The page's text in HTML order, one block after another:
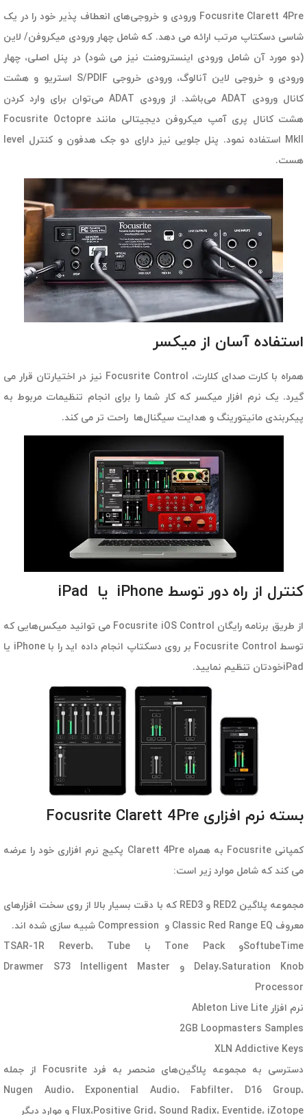
Focusrite Clarett 4Pre ورودی و خروجی‌های انعطاف پذیر خود را در یک
شاسی دسکتاپ مرتب ارائه می دهد. که شامل چهار ورودی میکروفن/ لاین
(دو مورد آن شامل ورودی اینسترومنت نیز می شود) در پنل اصلی، چهار
ورودی و خروجی لاین آنالوگ، ورودی خروجی S/PDIF استریو و هشت
کانال ورودی ADAT می‌باشد. از ورودی ADAT می‌توان برای وارد کردن
هشت کانال پری آمپ میکروفن دیجیتالی مانند Focusrite Octopre
MkII استفاده نمود. پنل جلویی نیز دارای دو جک هدفون و کنترل level
هست.
استفاده آسان از میکسر
همراه با کارت صدای کلارت، Focusrite Control نیز در اختیارتان قرار می
گیرد. یک نرم افزار میکسر که کار شما را برای انجام تنظیمات مربوط به
پیکربندی مانیتورینگ و هدایت سیگنال‌ها راحت تر می کند.
کنترل از راه دور توسط iPhone یا iPad
از طریق برنامه رایگان Focusrite iOS Control می توانید میکس‌هایی که
توسط Focusrite Control بر روی دسکتاپ انجام داده اید را با iPhone یا
iPadخودتان تنظیم نمایید.
بسته نرم افزاری Focusrite Clarett 4Pre
کمپانی Focusrite به همراه Clarett 4Pre پکیج نرم افزاری خود را عرضه
می کند که شامل موارد زیر است:
مجموعه پلاگین RED2 و RED3 که با دقت بسیار بالا از روی سخت افزارهای
معروف Classic Red Range EQ و Compression شبیه سازی شده اند.
SoftubeTimeو Tone Pack با TSAR-1R Reverb، Tube
Delay،Saturation Knob و Drawmer S73 Intelligent Master
Processor
نرم افزار Ableton Live Lite
2GB Loopmasters Samples
XLN Addictive Keys
دسترسی به مجموعه پلاگین‌های منحصر به فرد Focusrite از جمله
Nugen Audio، Exponential Audio، Fabfilter، D16 Group،
Flux،Positive Grid، Sound Radix، Eventide، iZotope و موارد دیگر